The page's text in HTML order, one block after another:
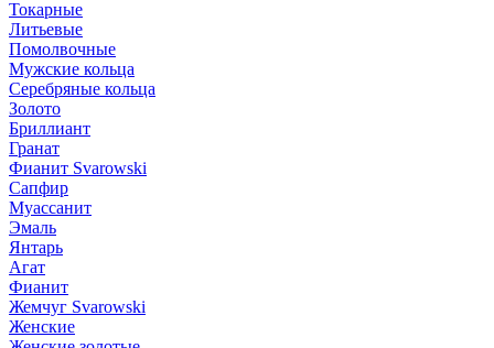
Токарные
Литьевые
Помолвочные
Мужские кольца
Серебряные кольца
Золото
Бриллиант
Гранат
Фианит Svarowski
Сапфир
Муассанит
Эмаль
Янтарь
Агат
Фианит
Жемчуг Svarowski
Женские